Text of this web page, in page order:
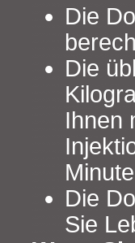
Die
Die
Ihnen
Die
Sie